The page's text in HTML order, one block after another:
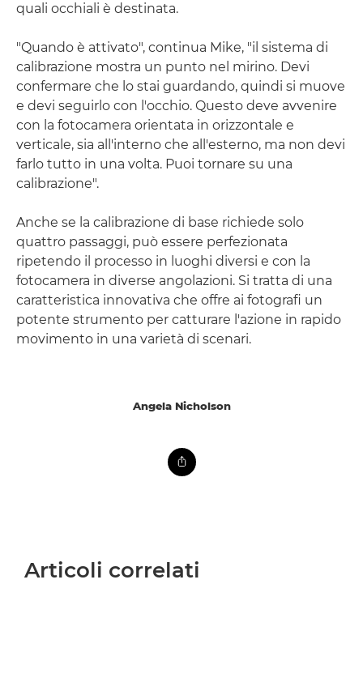
quali occhiali è destinata.
"Quando è attivato", continua Mike, "il sistema di
calibrazione mostra un punto nel mirino. Devi
confermare che lo stai guardando, quindi si muove
e devi seguirlo con l'occhio. Questo deve avvenire
con la fotocamera orientata in orizzontale e
verticale, sia all'interno che all'esterno, ma non devi
farlo tutto in una volta. Puoi tornare su una
calibrazione".
Anche se la calibrazione di base richiede solo
quattro passaggi, può essere perfezionata
ripetendo il processo in luoghi diversi e con la
fotocamera in diverse angolazioni. Si tratta di una
caratteristica innovativa che offre ai fotografi un
potente strumento per catturare l'azione in rapido
movimento in una varietà di scenari.
Angela Nicholson
Articoli correlati